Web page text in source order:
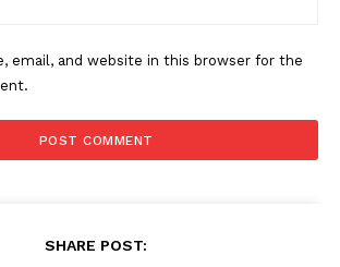
email, and website in this browser for the
SHARE POST: